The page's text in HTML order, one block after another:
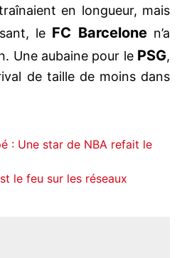
en longueur, mais
le FC Barcelonen’a
Une aubaine pour le PSG,
de taille de moins dans
: Une star de NBA refait le
le feu sur les réseaux